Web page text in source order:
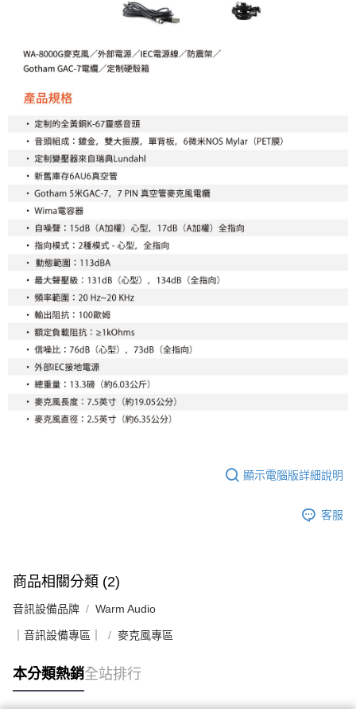
顯示電腦版詳細說明
客服
商品相關分類 (2)
音訊設備品牌 Warm Audio
｜音訊設備專區｜ 麥克風專區
本分類熱銷全站排行